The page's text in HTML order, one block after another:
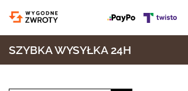
SZYBKA WYSYŁKA 24H